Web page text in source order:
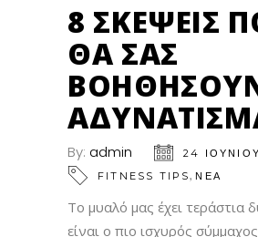
8 ΣΚΈΨΕΙΣ
ΘΑ ΣΑΣ
By: admin
24
FITNESS TIPS,ΝΕΑ
Το μυαλό μας έχει τεράστια
είναι ο πιο ισχυρός